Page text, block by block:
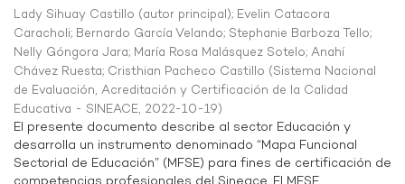
Lady Sihuay Castillo (autor principal); Evelin Catacora
Caracholi; Bernardo García Velando; Stephanie Barboza Tello;
Nelly Góngora Jara; María Rosa Malásquez Sotelo; Anahí
Chávez Ruesta; Cristhian Pacheco Castillo (Sistema Nacional
de Evaluación, Acreditación y Certificación de la Calidad
Educativa - SINEACE, 2022-10-19)
El presente documento describe al sector Educación y
desarrolla un instrumento denominado “Mapa Funcional
Sectorial de Educación” (MFSE) para fines de certificación de